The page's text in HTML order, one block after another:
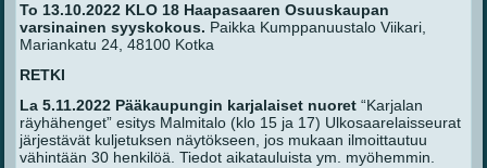
To 13.10.2022 KLO 18 Haapasaaren Osuuskaupan
varsinainen syyskokous. Paikka Kumppanuustalo Viikari,
Mariankatu 24, 48100 Kotka
RETKI
La 5.11.2022 Pääkaupungin karjalaiset nuoret “Karjalan
räyhähenget” esitys Malmitalo (klo 15 ja 17) Ulkosaarelaisseurat
järjestävät kuljetuksen näytökseen, jos mukaan ilmoittautuu
vähintään 30 henkilöä. Tiedot aikatauluista ym. myöhemmin.